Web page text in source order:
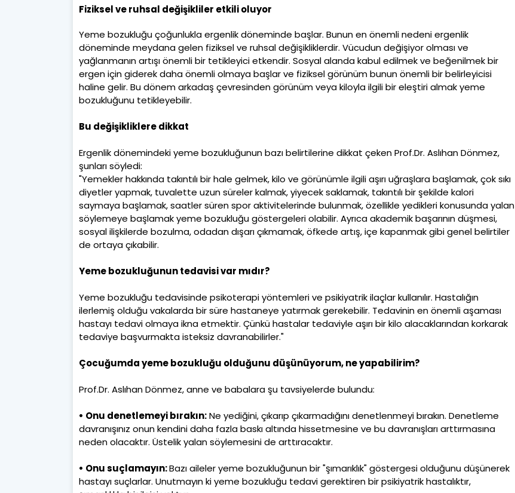
Fiziksel ve ruhsal değişikliler etkili oluyor
Yeme bozukluğu çoğunlukla ergenlik döneminde başlar. Bunun en önemli nedeni ergenlik
döneminde meydana gelen fiziksel ve ruhsal değişikliklerdir. Vücudun değişiyor olması ve
yağlanmanın artışı önemli bir tetikleyici etkendir. Sosyal alanda kabul edilmek ve beğenilmek bir
ergen için giderek daha önemli olmaya başlar ve fiziksel görünüm bunun önemli bir belirleyicisi
haline gelir. Bu dönem arkadaş çevresinden görünüm veya kiloyla ilgili bir eleştiri almak yeme
bozukluğunu tetikleyebilir.
Bu değişikliklere dikkat
Ergenlik dönemindeki yeme bozukluğunun bazı belirtilerine dikkat çeken Prof.Dr. Aslıhan Dönmez,
şunları söyledi:
"Yemekler hakkında takıntılı bir hale gelmek, kilo ve görünümle ilgili aşırı uğraşlara başlamak, çok sıkı
diyetler yapmak, tuvalette uzun süreler kalmak, yiyecek saklamak, takıntılı bir şekilde kalori
saymaya başlamak, saatler süren spor aktivitelerinde bulunmak, özellikle yedikleri konusunda yalan
söylemeye başlamak yeme bozukluğu göstergeleri olabilir. Ayrıca akademik başarının düşmesi,
sosyal ilişkilerde bozulma, odadan dışarı çıkmamak, öfkede artış, içe kapanmak gibi genel belirtiler
de ortaya çıkabilir.
Yeme bozukluğunun tedavisi var mıdır?
Yeme bozukluğu tedavisinde psikoterapi yöntemleri ve psikiyatrik ilaçlar kullanılır. Hastalığın
ilerlemiş olduğu vakalarda bir süre hastaneye yatırmak gerekebilir. Tedavinin en önemli aşaması
hastayı tedavi olmaya ikna etmektir. Çünkü hastalar tedaviyle aşırı bir kilo alacaklarından korkarak
tedaviye başvurmakta isteksiz davranabilirler."
Çocuğumda yeme bozukluğu olduğunu düşünüyorum, ne yapabilirim?
Prof.Dr. Aslıhan Dönmez, anne ve babalara şu tavsiyelerde bulundu:
• Onu denetlemeyi bırakın:Ne yediğini, çıkarıp çıkarmadığını denetlenmeyi bırakın. Denetleme
davranışınız onun kendini daha fazla baskı altında hissetmesine ve bu davranışları arttırmasına
neden olacaktır. Üstelik yalan söylemesini de arttıracaktır.
• Onu suçlamayın:Bazı aileler yeme bozukluğunun bir "şımarıklık" göstergesi olduğunu düşünerek
hastayı suçlarlar. Unutmayın ki yeme bozukluğu tedavi gerektiren bir psikiyatrik hastalıktır,